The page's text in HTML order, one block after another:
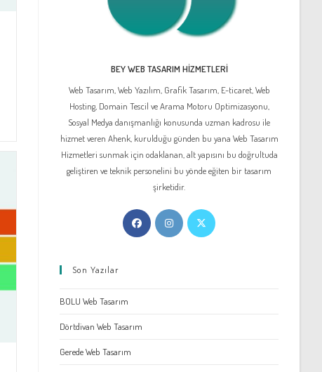
BEY WEB TASARIM HIZMETLERI
Web Tasarım, Web Yazılım, Grafik Tasarım, E-ticaret, Web
Hosting, Domain Tescil ve Arama Motoru Optimizasyonu,
Sosyal Medya danışmanlığı konusunda uzman kadrosu ile
hizmet veren Ahenk, kurulduğu günden bu yana Web Tasarım
Hizmetleri sunmak için odaklanan, alt yapısını bu doğrultuda
geliştiren ve teknik personelini bu yönde eğiten bir tasarım
şirketidir.
Opens
in
Opens
in
Opens
Son Yazılar
BOLU Web Tasarım
Dörtdivan Web Tasarım
Gerede Web Tasarım